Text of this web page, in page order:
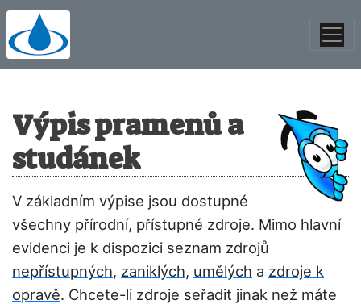
Výpis pramenů a
studánek
V základním výpise jsou dostupné
všechny přírodní, přístupné zdroje. Mimo hlavní
evidenci je k dispozici seznam zdrojů
nepřístupných, zaniklých, umělých a zdroje k
opravě. Chcete-li zdroje seřadit jinak než máte